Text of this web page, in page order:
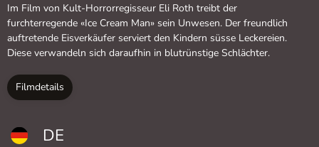
Im Film von Kult-Horrorregisseur Eli Roth treibt der
furchterregende «Ice Cream Man» sein Unwesen. Der freundlich
auftretende Eisverkäufer serviert den Kindern süsse Leckereien.
Diese verwandeln sich daraufhin in blutrünstige Schlächter.
Filmdetails
DE